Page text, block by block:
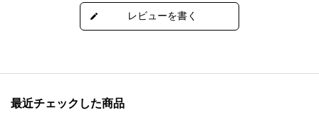
最近チェックした商品